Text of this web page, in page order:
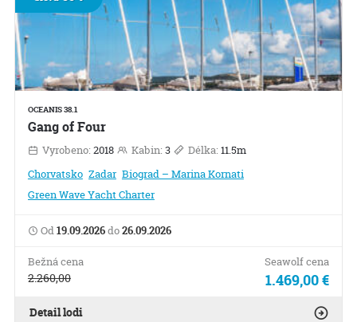
OCEANIS 38.1
Gang of Four
Vyrobeno: 2018 Kabin: 3 Délka: 11.5m
Chorvatsko Zadar Biograd – Marina Kornati
Green Wave Yacht Charter
Od19.09.2026do26.09.2026
Bežná cena
2.260,00
Seawolf cena
1.469,00 €
Detail lodi